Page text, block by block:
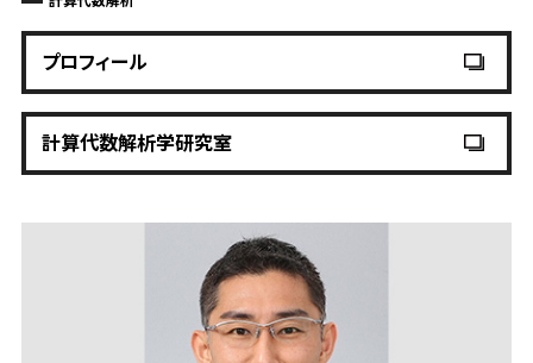
プロフィール
計算代数解析学研究室